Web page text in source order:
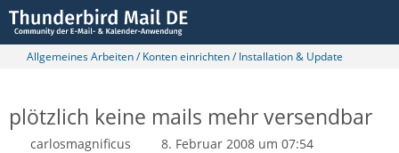
Allgemeines Arbeiten / Konten einrichten / Installation & Update
plötzlich keine mails mehr versendbar
carlosmagnificus
8. Februar 2008 um 07:54